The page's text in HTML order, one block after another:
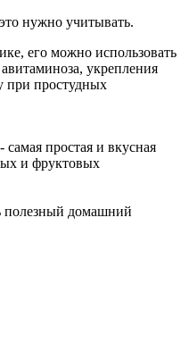
нужно учитывать.
его можно использовать
укрепления
при простудных
- самая простая и вкусная
и фруктовых
полезный домашний